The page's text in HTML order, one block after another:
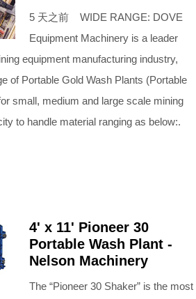
5 天之前 WIDE RANGE: DOVE
Equipment Machinery is a leader
equipment manufacturing industry,
of Portable Gold Wash Plants (Portable
small, medium and large scale mining
to handle material ranging as below:.
4' x 11' Pioneer 30
Portable Wash Plant -
Nelson Machinery
The “Pioneer 30 Shaker” is the most